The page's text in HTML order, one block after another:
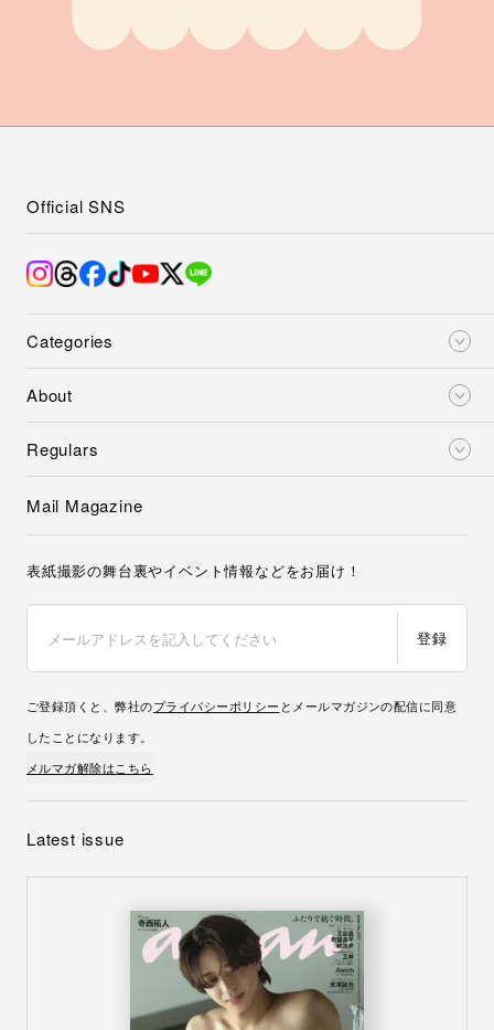
Categories
About
Regulars
Official SNS
Mail Magazine
表紙撮影の舞台裏やイベント情報などをお届け！
登録
ご登録頂くと、弊社のプライバシーポリシー とメールマガジンの配信に同意
したことになります。
メルマガ解除はこちら
Latest issue